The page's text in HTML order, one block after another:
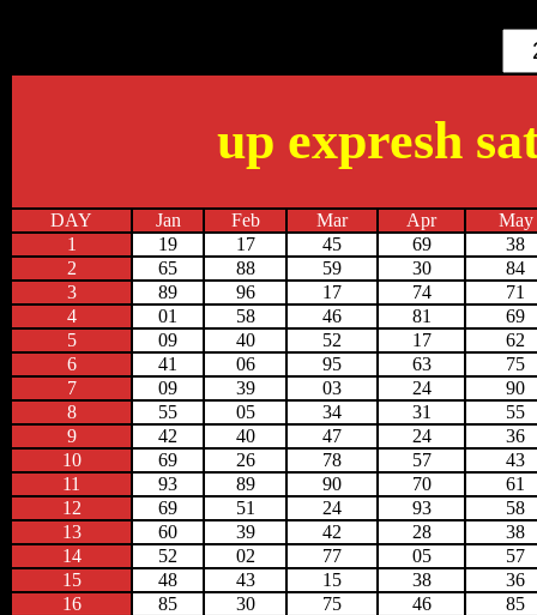
up expresh
DAY Jan Feb Mar Apr
May
1
19 17 45 69
38
2
65 88 59 30
84
3
89 96 17 74
71
4
01 58 46 81
69
5
09 40 52 17
62
6
41 06 95 63
75
7
09 39 03 24
90
8
55 05 34 31
55
9
42 40 47 24
36
10
69 26 78 57
43
11
93 89 90 70
61
12
69 51 24 93
58
13
60 39 42 28
38
14
52 02 77 05
57
15
48 43 15 38
36
16
85 30 75 46
85